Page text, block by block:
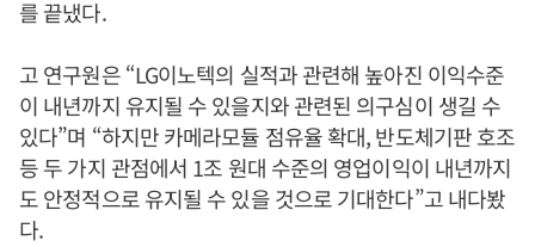
를 끝냈다.
고 연구원은 “LG이노텍의 실적과 관련해 높아진 이익수준
이 내년까지 유지될 수 있을지와 관련된 의구심이 생길 수
있다”며 “하지만 카메라모듈 점유율 확대, 반도체기판 호조
등 두 가지 관점에서 1조 원대 수준의 영업이익이 내년까지
도 안정적으로 유지될 수 있을 것으로 기대한다”고 내다봤
다.